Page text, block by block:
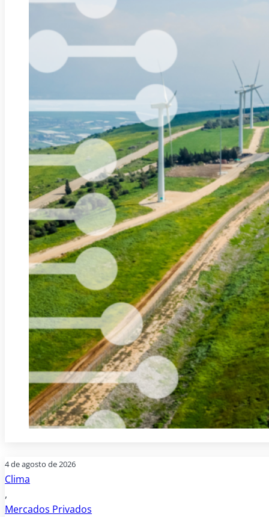
4 de agosto de 2026
Clima
,
Mercados Privados